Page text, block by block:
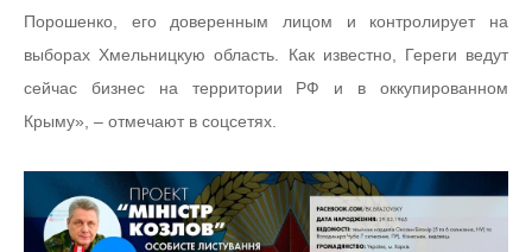
Порошенко, его доверенным лицом и контролирует на
выборах Хмельницкую область. Как известно, Гереги ведут
сейчас бизнес на территории РФ и в оккупированном
Крыму», – отмечают в соцсетях.